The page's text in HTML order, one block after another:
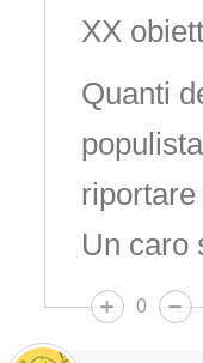
XX
Quanti
riportare
Un caro
0